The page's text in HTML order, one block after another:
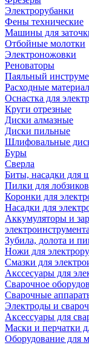
Электрорубанки
Фены технические
Машины для
Отбойные молотки
Электроножовки
Реноваторы
Паяльный
Расходные
Оснастка для
Круги отрезные
Диски алмазные
Диски пильные
Шлифовальные
Буры
Сверла
Биты, насадки для
Пилки для лобзиков
Коронки для
Насадки для
Аккумуляторы и
электроинструмента
Зубила, долота и
Ножи для
Смазки для
Акссесуары для
Сварочное
Сварочные
Электроды и
Аксессуары для
Маски и перчатки
Оборудование для